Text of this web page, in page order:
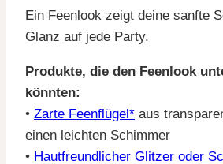
Ein Feenlook zeigt deine sanfte
Glanz auf jede Party.
Produkte, die den Feenlook
könnten:
• Zarte Feenflügel* aus
einen leichten Schimmer
• Hautfreundlicher Glitzer oder